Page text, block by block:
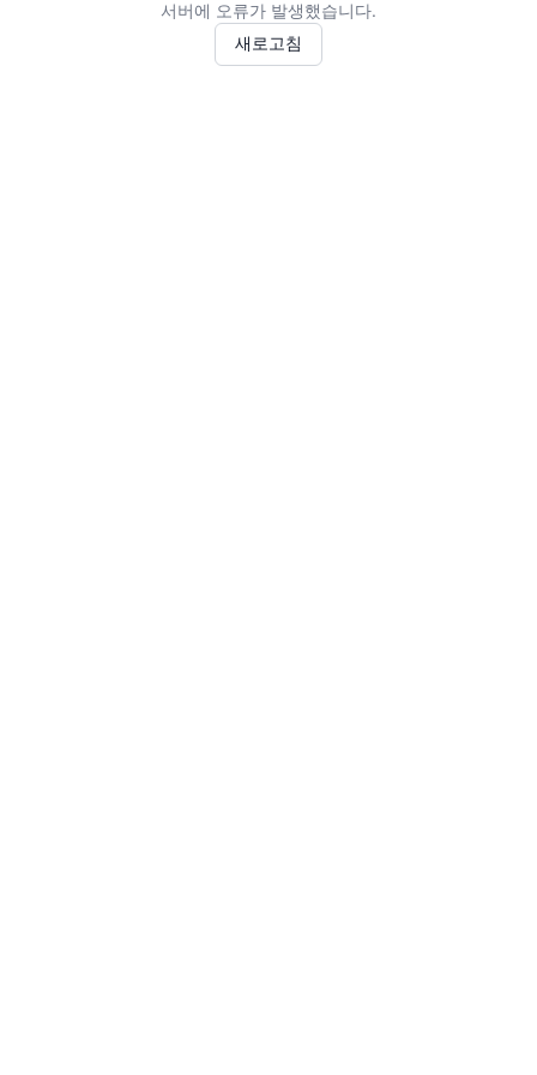
서버에 오류가 발생했습니다.
새로고침